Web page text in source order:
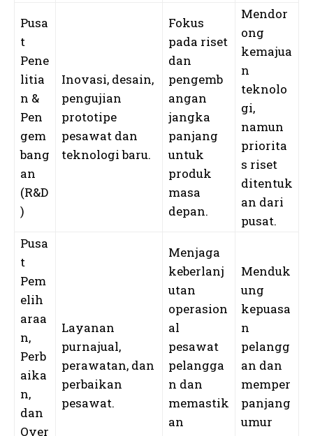
Pusa
t
Pene
litia
n &
Pen
gem
bang
an
(R&D
)
Inovasi, desain,
pengujian
prototipe
pesawat dan
teknologi baru.
Fokus
pada riset
dan
pengemb
angan
jangka
panjang
untuk
produk
masa
depan.
Mendor
ong
kemajua
n
teknolo
gi,
namun
priorita
s riset
ditentuk
an dari
pusat.
Pusa
t
Pem
elih
araa
n,
Perb
aika
n,
dan
Over
Layanan
purnajual,
perawatan, dan
perbaikan
pesawat.
Menjaga
keberlanj
utan
operasion
al
pesawat
pelangga
n dan
memastik
an
Menduk
ung
kepuasa
n
pelangg
an dan
memper
panjang
umur